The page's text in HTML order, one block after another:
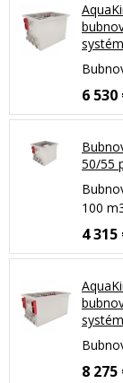
6 530
50/55
100
4 315
8 275